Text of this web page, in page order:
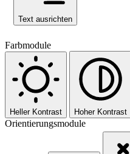
Text ausrichten
Farbmodule
Heller Kontrast Hoher Kontrast
Orientierungsmodule